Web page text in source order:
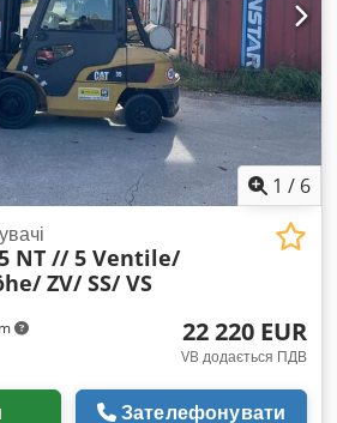
1 / 6
NT // 5 Ventile/
ZV/ SS/ VS
22 220 EUR
VB додається ПДВ
Зателефонувати